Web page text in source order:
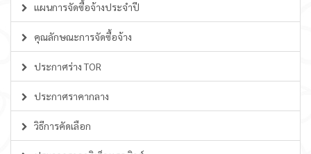
แผนการจัดซื้อจ้างประจำปี
คุณลักษณะการจัดซื้อจ้าง
ประกาศร่าง TOR
ประกาศราคากลาง
วิธีการคัดเลือก